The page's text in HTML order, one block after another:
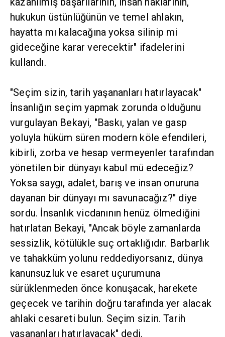
hukukun üstünlüğünün ve temel ahlakın,
hayatta mı kalacağına yoksa silinip mi
gideceğine karar verecektir" ifadelerini
kullandı.
"Seçim sizin, tarih yaşananları hatırlayacak"
İnsanlığın seçim yapmak zorunda olduğunu
vurgulayan Bekayi, "Baskı, yalan ve gasp
yoluyla hüküm süren modern köle efendileri,
kibirli, zorba ve hesap vermeyenler tarafından
yönetilen bir dünyayı kabul mü edeceğiz?
Yoksa saygı, adalet, barış ve insan onuruna
dayanan bir dünyayı mı savunacağız?" diye
sordu. İnsanlık vicdanının henüz ölmediğini
hatırlatan Bekayi, "Ancak böyle zamanlarda
sessizlik, kötülükle suç ortaklığıdır. Barbarlık
ve tahakküm yolunu reddediyorsanız, dünya
kanunsuzluk ve esaret uçurumuna
sürüklenmeden önce konuşacak, harekete
geçecek ve tarihin doğru tarafında yer alacak
ahlaki cesareti bulun. Seçim sizin. Tarih
yaşananları hatırlayacak" dedi.